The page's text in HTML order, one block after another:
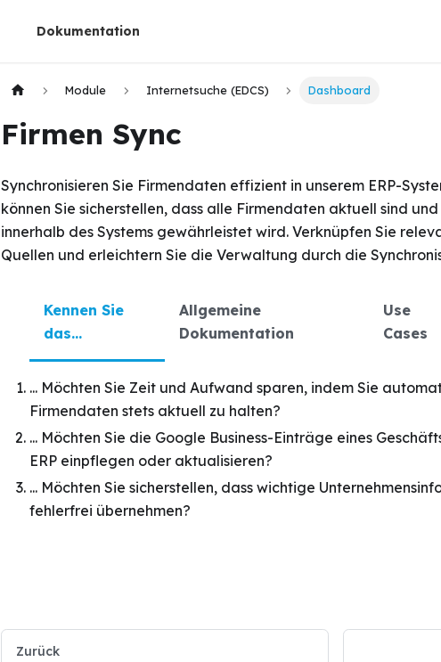
Dokumentation
Module Internetsuche (EDCS) Dashboard
Firmen Sync
Synchronisieren Sie Firmendaten effizient in unserem ERP-
können Sie sicherstellen, dass alle Firmendaten aktuell sind
innerhalb des Systems gewährleistet wird. Verknüpfen Sie
Quellen und erleichtern Sie die Verwaltung durch die
Kennen Sie
das...
Allgemeine
Dokumentation
Use
Cases
... Möchten Sie Zeit und Aufwand sparen, indem Sie
Firmendaten stets aktuell zu halten?
... Möchten Sie die Google Business-Einträge eines
ERP einpflegen oder aktualisieren?
... Möchten Sie sicherstellen, dass wichtige
fehlerfrei übernehmen?
Zurück